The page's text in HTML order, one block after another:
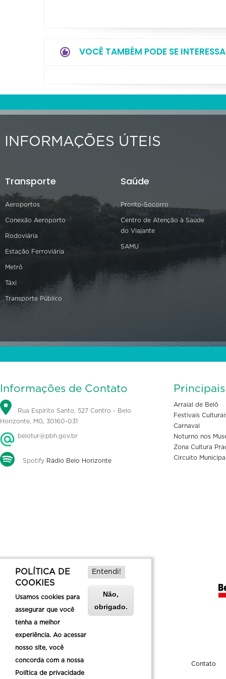
VOCÊ TAMBÉM PODE SE
INFORMAÇÕES ÚTEIS
Transporte
Aeroportos
Conexão Aeroporto
Rodoviária
Estação Ferroviária
Metrô
Táxi
Transporte Público
Saúde
Pronto-Socorro
Centro de Atenção à Saúde
do Viajante
SAMU
Informações de Contato
Rua Espírito Santo, 527 Centro - Belo
Horizonte, MG, 30160-031
belotur@pbh.gov.br
Spotify Rádio Belo Horizonte
Arraial de Belô
Festivais
Carnaval
Noturno nos
Zona Cultura
Circuito
Sobre a Belotur Contato
POLÍTICA DE
COOKIES
Usamos cookies para
assegurar que você
tenha a melhor
experiência. Ao acessar
nosso site, você
concorda com a nossa
Política de privacidade
Entendi!
Não,
obrigado.